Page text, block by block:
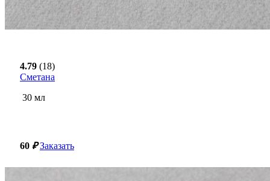
4.79 (18)
Сметана
30 мл
60 ₽ Заказать